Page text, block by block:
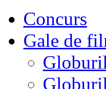
Concurs
Gale de